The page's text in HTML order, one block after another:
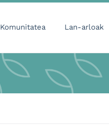
Komunitatea Lan-arloak